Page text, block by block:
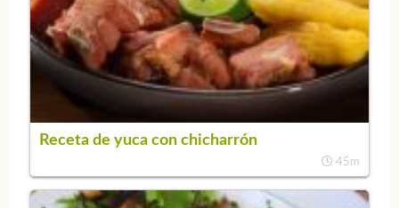
Receta de yuca con chicharrón
45m